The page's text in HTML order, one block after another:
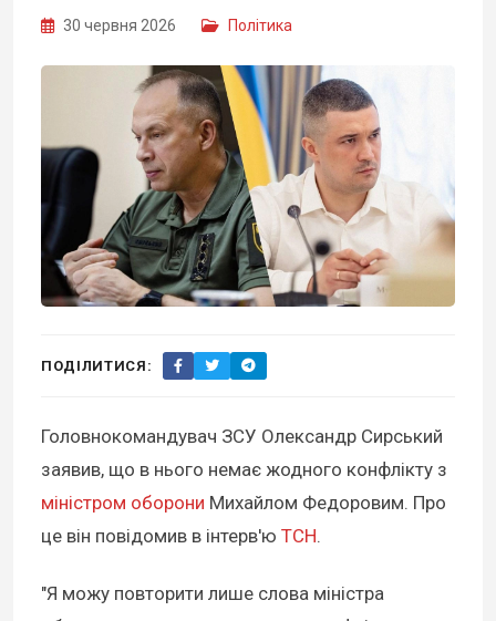
30 червня 2026 Політика
ПОДІЛИТИСЯ:
Головнокомандувач ЗСУ Олександр Сирський
заявив, що в нього немає жодного конфлікту з
міністром оборони Михайлом Федоровим. Про
це він повідомив в інтерв'ю ТСН.
"Я можу повторити лише слова міністра